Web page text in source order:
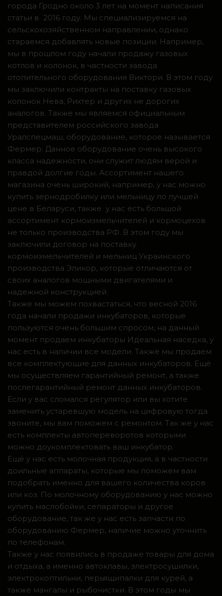
города Гродно около 3 лет на момент написания
статьи в 2016 году. Мы специализируемся на
сельскохозяйственном направлении, однако
стараемся добавлять новые позиции. Например,
мы в прошлом году начали продажу газовых
котлов и колонок, в частности завода
отопительного оборудования Виктори. В этом году
мы заключили контракты на поставку газовых
колонок Нева, Рихтер и других не дорогих
аналогов. Также мы являемся официальным
представителем российского завода
Уралспецмаш, оборудование, которое называется
Фермер. Данное оборудование очень высокого
класса надежности, они служит людям верой и
правдой долгие годы. Ассортимент нашего
магазина очень широкий, например, у нас можно
купить зернодробилку или мельницу по лучшей
цене в Беларуси, также у нас есть большой
ассортимент кормоизмельчителей и кормоцехов
не только производства РФ. В этом году мы
заключили договор на поставку
кормоизмельчителей и мельниц Украинского
производства Эликор, которые отличаются от
своих аналогов мощными двигателями и
надежной конструкцией.
Также мы можем похвастаться, что весной 2016
года начали продажи инкубаторов, которые
пользуются очень большим спросом, на данный
момент продаем инкубаторы Идеальная наседка, у
нас есть в наличии все модели. Также мы продаем
все комплектующие для данных инкубаторов. Ещё
мы осуществляем гарантийный ремонт, а также
послегарантийный ремонт данных инкубаторов.
Если у вас сломался регулятор или вы хотите
заменить устаревшую модель на цифровую тогда
звоните, мы вам поможем с ремонтом. Так же у нас
есть комплекты автопереворотов которыми
можно доукомплектовать ваш инкубатор.
Ещё у нас есть молочная продукция, а в частности
доильные аппараты, которые мы поможем вам
подобрать именно для вашего количества коров
или коз. По молочному оборудованию у нас можно
купить маслобойки, сепараторы и другое
оборудование, так же у нас есть запчасти по
оборудованию Фермер, наличие можно уточнить
по телефонам.
Также у нас появились в продаже товары для дома
и отдыха, а именно автоклавы, электросушилки,
электрокоптильни, перьящипалки для курей, а
также мангалы и рыбочистки. В этом годы мы